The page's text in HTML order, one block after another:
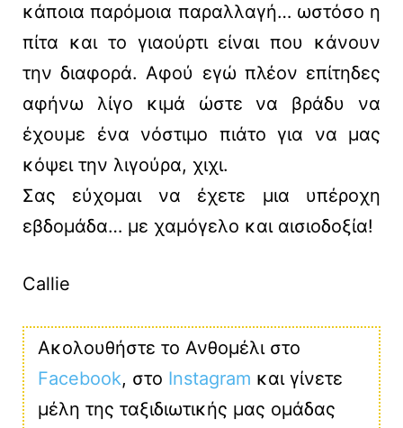
κάποια παρόμοια παραλλαγή… ωστόσο η
πίτα και το γιαούρτι είναι που κάνουν
την διαφορά. Αφού εγώ πλέον επίτηδες
αφήνω λίγο κιμά ώστε να βράδυ να
έχουμε ένα νόστιμο πιάτο για να μας
κόψει την λιγούρα, χιχι.
Σας εύχομαι να έχετε μια υπέροχη
εβδομάδα… με χαμόγελο και αισιοδοξία!
Callie
Ακολουθήστε το Ανθομέλι στο
Facebook, στο Instagram και γίνετε
μέλη της ταξιδιωτικής μας ομάδας